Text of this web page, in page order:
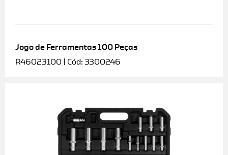
Jogo de Ferramentas 100 Peças
R46023100 | Cód: 3300246